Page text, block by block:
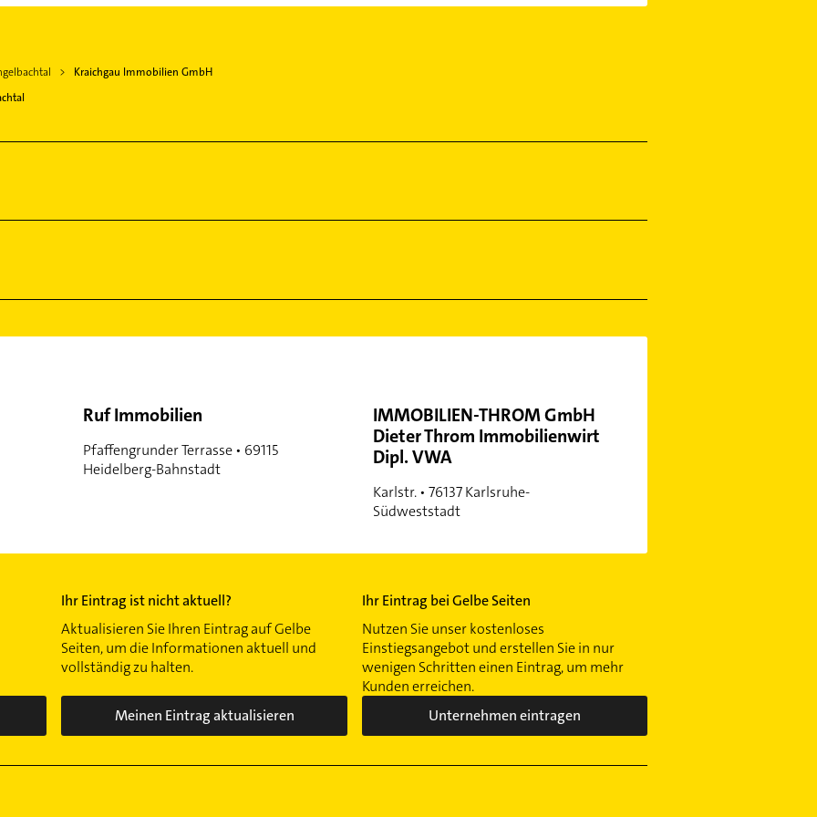
Kraichgau Immobilien GmbH
Ruf Immobilien
Pfaffengrunder Terrasse • 69115
Heidelberg-Bahnstadt
IMMOBILIEN-THROM GmbH
Dieter Throm Immobilienwirt
Dipl. VWA
Karlstr. • 76137 Karlsruhe-
Südweststadt
Ihr Eintrag ist nicht aktuell?
Aktualisieren Sie Ihren Eintrag auf Gelbe
Seiten, um die Informationen aktuell und
vollständig zu halten.
Meinen Eintrag aktualisieren
Ihr Eintrag bei Gelbe Seiten
Nutzen Sie unser kostenloses
Einstiegsangebot und erstellen Sie in nur
wenigen Schritten einen Eintrag, um mehr
Kunden erreichen.
Unternehmen eintragen